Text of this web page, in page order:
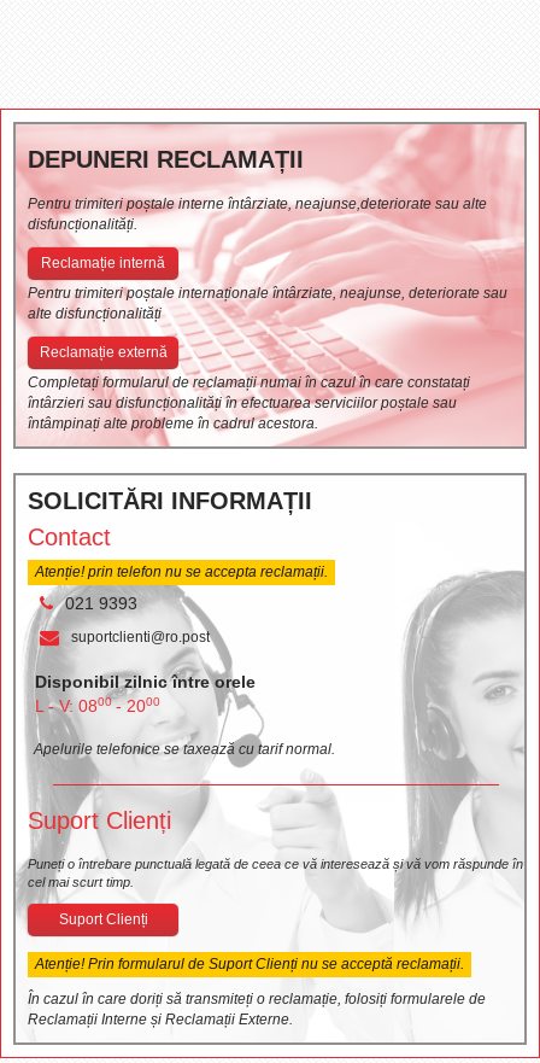
DEPUNERI RECLAMAȚII
Pentru trimiteri poștale interne întârziate, neajunse,deteriorate sau alte
disfuncționalități.
Reclamație internă
Pentru trimiteri poștale internaționale întârziate, neajunse, deteriorate sau
alte disfuncționalități
Reclamație externă
Completați formularul de reclamații numai în cazul în care constatați
întârzieri sau disfuncționalități în efectuarea serviciilor poștale sau
întâmpinați alte probleme în cadrul acestora.
SOLICITĂRI INFORMAȚII
Contact
Atenție! prin telefon nu se accepta reclamații.
021 9393
suportclienti@ro.post
Disponibil zilnic între orele
L - V: 0800- 2000
Apelurile telefonice se taxează cu tarif normal.
Suport Clienți
Puneți o întrebare punctuală legată de ceea ce vă interesează și vă vom răspunde în
cel mai scurt timp.
Suport Clienți
Atenție! Prin formularul de Suport Clienți nu se acceptă reclamații.
În cazul în care doriți să transmiteți o reclamație, folosiți formularele de
Reclamații Interne și Reclamații Externe.